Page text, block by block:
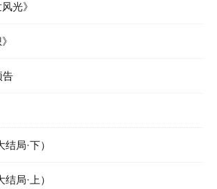
光》
告
局·下）
局·上）